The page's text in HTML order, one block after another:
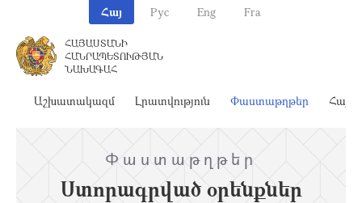
Հայ Рус Eng Fra
ՀԱՅԱՍՏԱՆԻ
ՀԱՆՐԱՊԵՏՈՒԹՅԱՆ
ՆԱԽԱԳԱՀ
Աշխատակազմ Լրատվություն Փաստաթղթեր
Փաստաթղթեր
Ստորագրված օրենքներ